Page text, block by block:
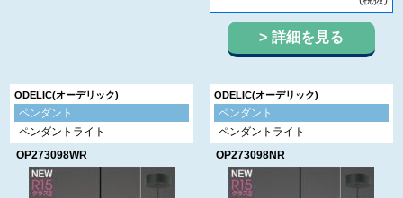
詳細を見る
ODELIC(オーデリック)
ペンダント
ペンダントライト
OP273098WR
ODELIC(オーデリック)
ペンダント
ペンダントライト
OP273098NR